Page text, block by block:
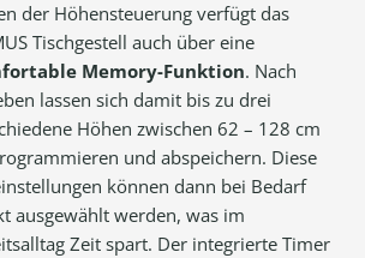
der Höhensteuerung verfügt das
Tischgestell auch über eine
Memory-Funktion. Nach
lassen sich damit bis zu drei
Höhen zwischen 62 – 128 cm
und abspeichern. Diese
können dann bei Bedarf
ausgewählt werden, was im
Zeit spart. Der integrierte Timer